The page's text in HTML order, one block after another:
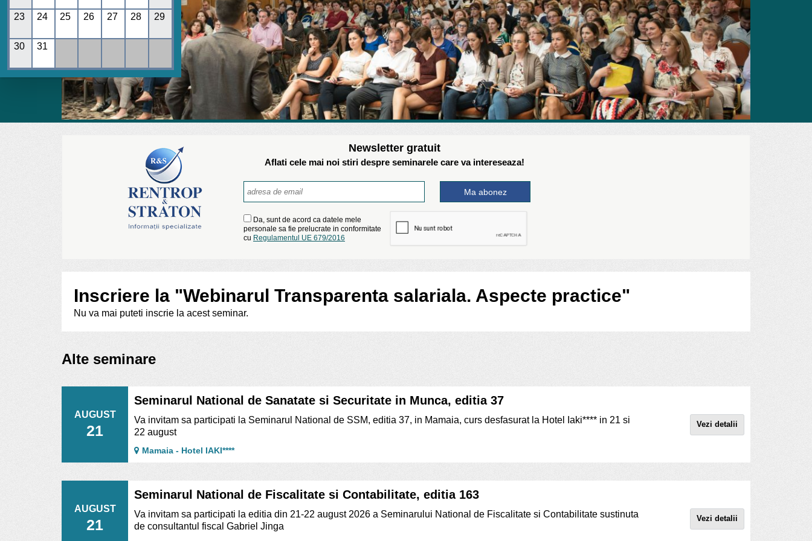
Newsletter gratuit
Aflati cele mai noi stiri despre seminarele care va intereseaza!
Da, sunt de acord ca datele mele
personale sa fie prelucrate in conformitate
cu Regulamentul UE 679/2016
Inscriere la "Webinarul Transparenta salariala. Aspecte practice"
Nu va mai puteti inscrie la acest seminar.
Alte seminare
AUGUST
21
Seminarul National de Sanatate si Securitate in Munca, editia 37
Va invitam sa participati la Seminarul National de SSM, editia 37, in Mamaia, curs desfasurat la Hotel Iaki**** in 21 si
22 august
Mamaia - Hotel IAKI****
Vezi detalii
AUGUST
21
Seminarul National de Fiscalitate si Contabilitate, editia 163
Va invitam sa participati la editia din 21-22 august 2026 a Seminarului National de Fiscalitate si Contabilitate sustinuta
de consultantul fiscal Gabriel Jinga
Vezi detalii
23 24 25 26 27 28 29
30 31